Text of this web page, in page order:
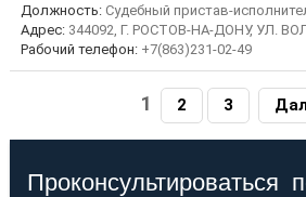
Должность:Судебный пристав-
Адрес:344092, Г. РОСТОВ-НА-ДОНУ, УЛ.
Рабочий телефон:+7(863)231-02-49
1 2 3